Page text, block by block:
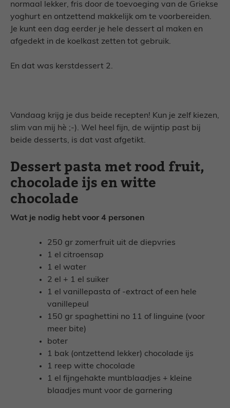
normaal lekker, fris door de toevoeging van de Griekse
yoghurt en ontzettend makkelijk om te voorbereiden.
Je kunt een dag eerder je hele dessert al maken en
afgedekt in de koelkast zetten tot gebruik.
En dat was kerstdessert 2.
Vandaag krijg je dus beide recepten! Kun je zelf kiezen,
slim van mij hè ;-). Wel heel fijn, de wijntip past bij
beide desserts, is dat vast afgetikt.
Dessert pasta met rood fruit,
chocolade ijs en witte
chocolade
Wat je nodig hebt voor 4 personen
250 gr zomerfruit uit de diepvries
1 el citroensap
1 el water
2 el + 1 el suiker
1 el vanillepasta of -extract of een hele
vanillepeul
150 gr spaghettini no 11 of linguine (voor
meer bite)
boter
1 bak (ontzettend lekker) chocolade ijs
1 reep witte chocolade
1 el fijngehakte muntblaadjes + kleine
blaadjes munt voor de garnering